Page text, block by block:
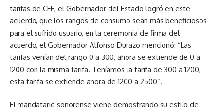
tarifas de CFE, el Gobernador del Estado logró en este
acuerdo, que los rangos de consumo sean más beneficiosos
para el sufrido usuario, en la ceremonia de firma del
acuerdo, el Gobernador Alfonso Durazo mencionó: “Las
tarifas venían del rango 0 a 300, ahora se extiende de 0 a
1200 con la misma tarifa. Teníamos la tarifa de 300 a 1200,
esta tarifa se extiende ahora de 1200 a 2500”.
El mandatario sonorense viene demostrando su estilo de